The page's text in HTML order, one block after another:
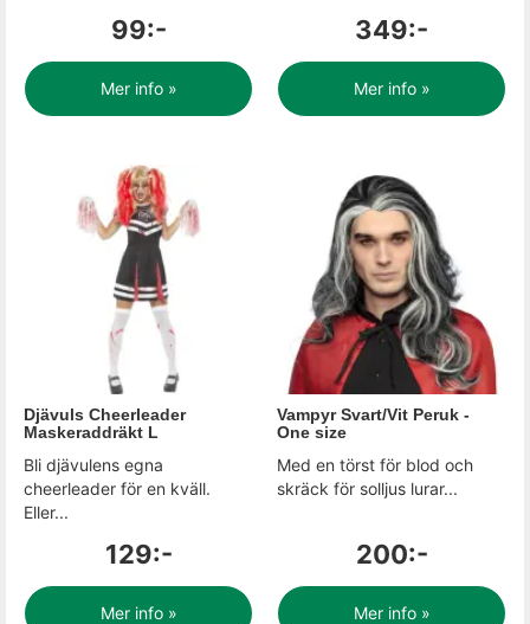
99:-
Mer info »
349:-
Mer info »
Djävuls Cheerleader
Maskeraddräkt L
Bli djävulens egna
cheerleader för en kväll.
Eller...
129:-
Mer info »
Vampyr Svart/Vit Peruk -
One size
Med en törst för blod och
skräck för solljus lurar...
200:-
Mer info »